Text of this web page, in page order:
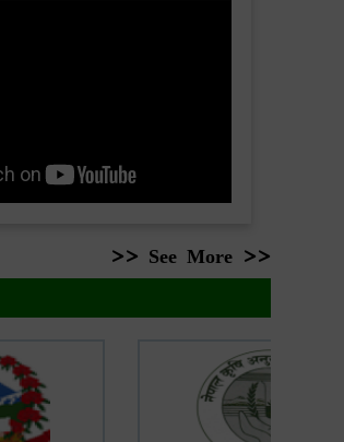
>> See More >>